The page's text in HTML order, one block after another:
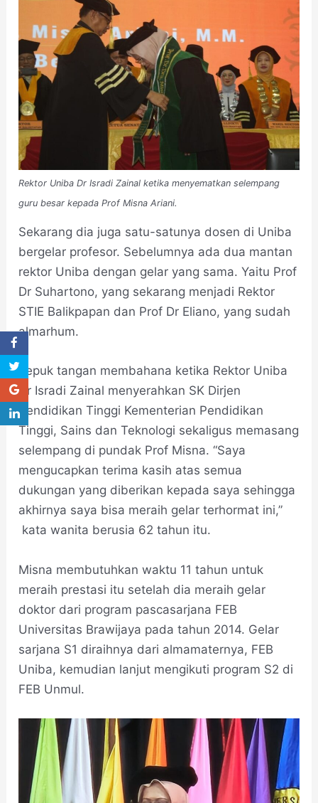
Rektor Uniba Dr Isradi Zainal ketika menyematkan selempang
guru besar kepada Prof Misna Ariani.
Sekarang dia juga satu-satunya dosen di Uniba
bergelar profesor. Sebelumnya ada dua mantan
rektor Uniba dengan gelar yang sama. Yaitu Prof
Dr Suhartono, yang sekarang menjadi Rektor
STIE Balikpapan dan Prof Dr Eliano, yang sudah
almarhum.
Tepuk tangan membahana ketika Rektor Uniba
Dr Isradi Zainal menyerahkan SK Dirjen
Pendidikan Tinggi Kementerian Pendidikan
Tinggi, Sains dan Teknologi sekaligus memasang
selempang di pundak Prof Misna. “Saya
mengucapkan terima kasih atas semua
dukungan yang diberikan kepada saya sehingga
akhirnya saya bisa meraih gelar terhormat ini,”
kata wanita berusia 62 tahun itu.
Misna membutuhkan waktu 11 tahun untuk
meraih prestasi itu setelah dia meraih gelar
doktor dari program pascasarjana FEB
Universitas Brawijaya pada tahun 2014. Gelar
sarjana S1 diraihnya dari almamaternya, FEB
Uniba, kemudian lanjut mengikuti program S2 di
FEB Unmul.